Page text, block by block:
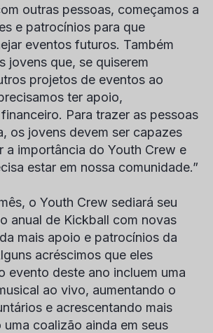
outras pessoas, começamos a
e patrocínios para que
eventos futuros. Também
jovens que, se quiserem
projetos de eventos ao
ter apoio,
Para trazer as pessoas
os jovens devem ser capazes
a importância do Youth Crew e
estar em nossa comunidade.”
o Youth Crew sediará seu
anual de Kickball com novas
mais apoio e patrocínios da
acréscimos que eles
evento deste ano incluem uma
ao vivo, aumentando o
e acrescentando mais
uma coalizão ainda em seus